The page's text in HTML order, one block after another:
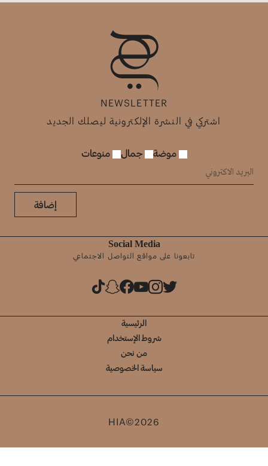
NEWSLETTER
اشتركي في النشرة الإلكترونية ليصلك الجديد
موضة جمال منوعات
إضافة
Social Media
تابعونا على مواقع التواصل الاجتماعي
الرئيسية
شروط الإستخدام
من نحن
سياسة الخصوصية
HIA©2026